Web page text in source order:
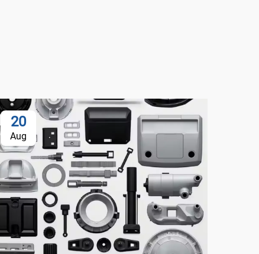
20
Aug